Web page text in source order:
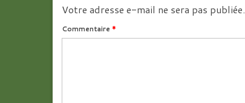
Votre adresse e-mail ne sera pas publiée.
Commentaire *